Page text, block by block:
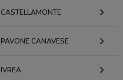
CASTELLAMONTE
PAVONE CANAVESE
IVREA